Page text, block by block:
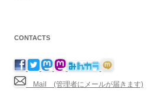
CONTACTS
Mail (管理者にメールが届きます)